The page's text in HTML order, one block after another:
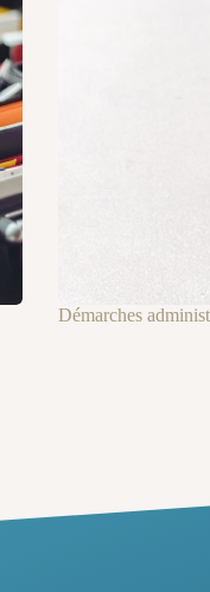
Démarches